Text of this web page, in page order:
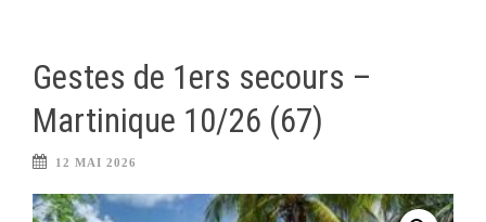
Gestes de 1ers secours –
Martinique 10/26 (67)
12 MAI 2026